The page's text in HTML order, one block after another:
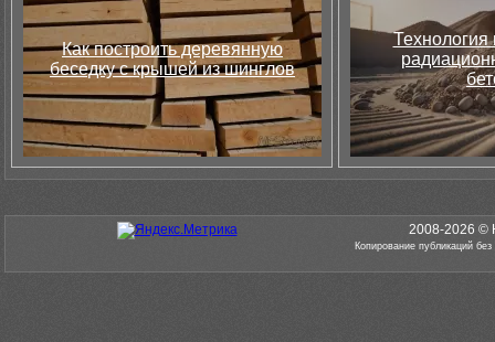
Как построить деревянную
беседку с крышей из шинглов
Технология
2008-2026 ©
Копирование публикаций